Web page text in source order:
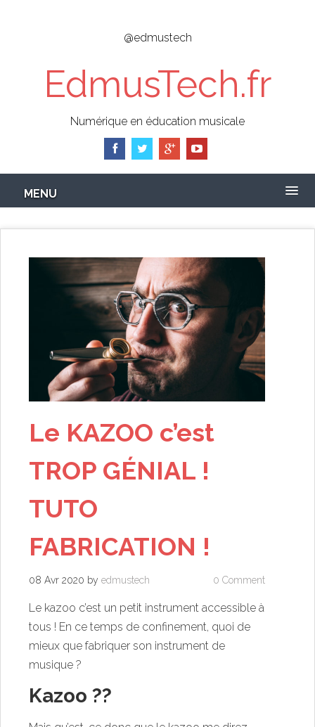
@edmustech
EdmusTech.fr
Numérique en éducation musicale
MENU
Le KAZOO c’est
TROP GÉNIAL !
TUTO
FABRICATION !
08 Avr 2020 by edmustech 0 Comment
Le kazoo c’est un petit instrument accessible à
tous ! En ce temps de confinement, quoi de
mieux que fabriquer son instrument de
musique ?
Kazoo ??